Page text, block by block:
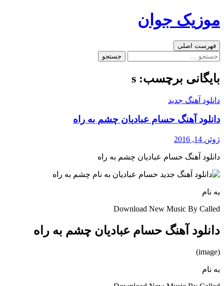
به
موزیک جوان
جست‌وجو
فهرست اصلی
جستجو
بایگانی برچسب: s
دانلود آهنگ جدید
دانلود آهنگ حسام عبادیان چشم به راه
ژوئن 14, 2016
دانلود آهنگ حسام عبادیان چشم به راه
به نام
Download New Music By Called
دانلود آهنگ حسام عبادیان چشم به راه
(image)
به نام